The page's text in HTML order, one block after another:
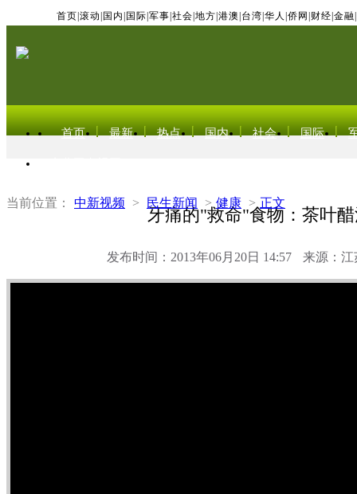
首页 滚动 国内 国际 军事 社会 地方 港澳 台湾 华人 侨网 财经 金融
首页 最新 热点 国内 社会 国际
当前位置： 中新视频 > 民生新闻 > 健康 > 正文
牙痛的"救命"食物：茶叶
发布时间：2013年06月20日 14:57 来源：江